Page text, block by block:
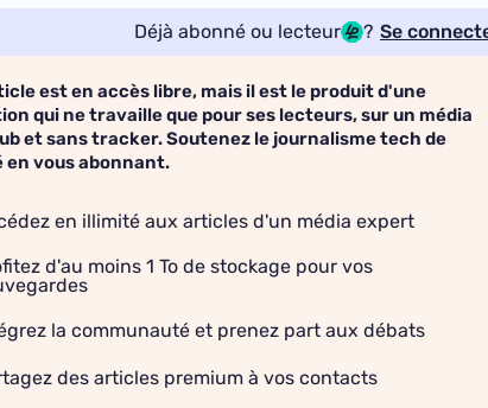
Déjà abonné ou lecteur ? Se
est en accès libre, mais il est le produit d'une
qui ne travaille que pour ses lecteurs, sur un média
et sans tracker. Soutenez le journalisme tech de
en vous abonnant.
en illimité aux articles d'un média expert
d'au moins 1 To de stockage pour vos
la communauté et prenez part aux débats
des articles premium à vos contacts